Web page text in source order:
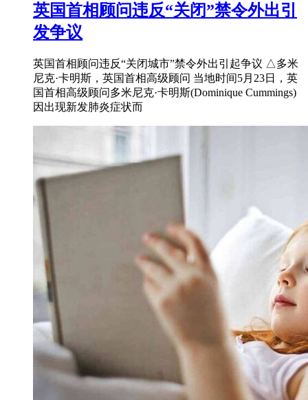
英国首相顾问违反“关闭”禁令外出引
发争议
英国首相顾问违反“关闭城市”禁令外出引起争议 △多米
尼克·卡明斯，英国首相高级顾问 当地时间5月23日，英
国首相高级顾问多米尼克·卡明斯(Dominique Cummings)
因出现新发肺炎症状而